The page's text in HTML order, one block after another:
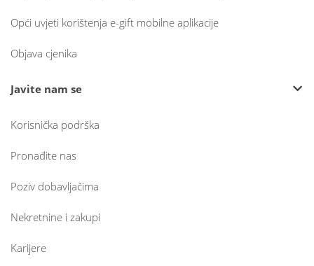
Opći uvjeti korištenja e-gift mobilne aplikacije
Objava cjenika
Javite nam se
Korisnička podrška
Pronađite nas
Poziv dobavljačima
Nekretnine i zakupi
Karijere